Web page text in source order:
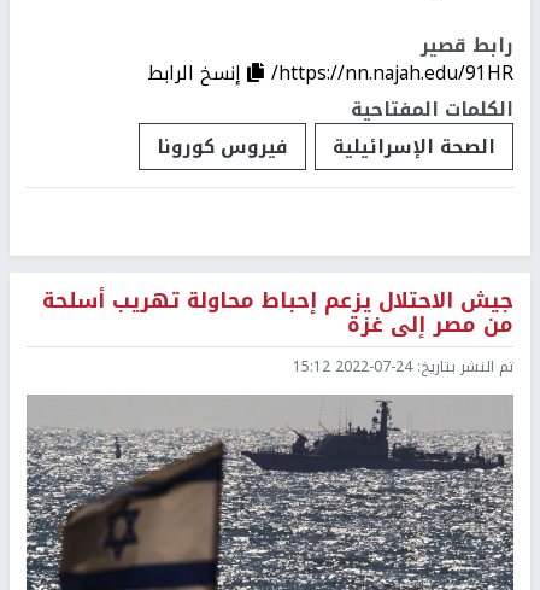
رابط قصير
https://nn.najah.edu/91HR/
إنسخ الرابط
الكلمات المفتاحية
الصحة الإسرائيلية
فيروس كورونا
جيش الاحتلال يزعم إحباط محاولة تهريب أسلحة
من مصر إلى غزة
تم النشر بتاريخ:2022-07-24 15:12